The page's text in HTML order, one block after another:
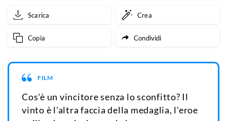
Scarica Crea
Copia Condividi
FILM
Cos'è un vincitore senza lo sconfitto? Il
vinto è l'altra faccia della medaglia, l'eroe